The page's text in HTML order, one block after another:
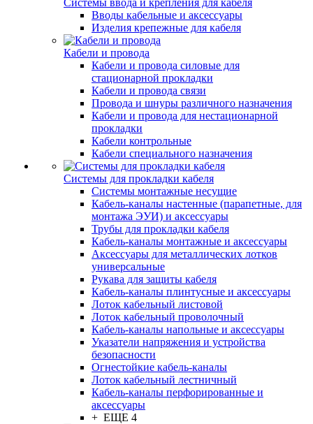
Системы ввода и крепления для кабеля
Вводы кабельные и аксессуары
Изделия крепежные для кабеля
Кабели и провода
Кабели и провода силовые для
стационарной прокладки
Кабели и провода связи
Провода и шнуры различного назначения
Кабели и провода для нестационарной
прокладки
Кабели контрольные
Кабели специального назначения
Системы для прокладки кабеля
Системы монтажные несущие
Кабель-каналы настенные (парапетные, для
монтажа ЭУИ) и аксессуары
Трубы для прокладки кабеля
Кабель-каналы монтажные и аксессуары
Аксессуары для металлических лотков
универсальные
Рукава для защиты кабеля
Кабель-каналы плинтусные и аксессуары
Лоток кабельный листовой
Лоток кабельный проволочный
Кабель-каналы напольные и аксессуары
Указатели напряжения и устройства
безопасности
Огнестойкие кабель-каналы
Лоток кабельный лестничный
Кабель-каналы перфорированные и
аксессуары
+ ЕЩЕ 4